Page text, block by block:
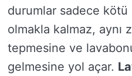
durumlar sadece
olmakla kalmaz, aynı
tepmesine ve
gelmesine yol açar.